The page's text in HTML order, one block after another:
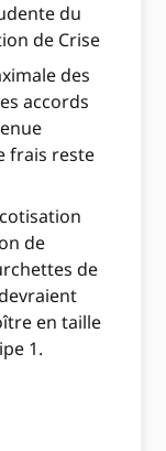
du
de Crise
des
accords
frais reste
de
de
en taille
1.